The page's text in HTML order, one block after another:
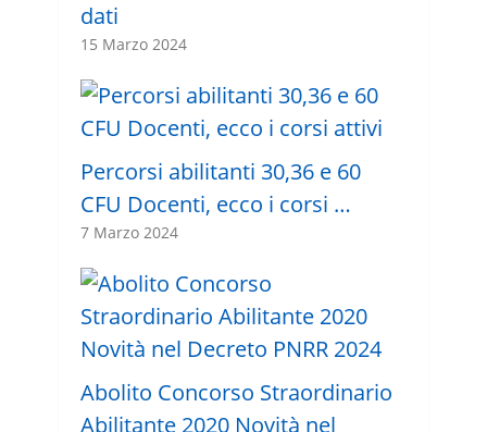
dati
15 Marzo 2024
Percorsi abilitanti 30,36 e 60
CFU Docenti, ecco i corsi …
7 Marzo 2024
Abolito Concorso Straordinario
Abilitante 2020 Novità nel